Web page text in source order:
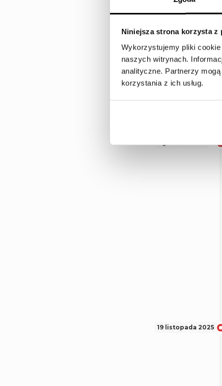
Niniejsza strona korzysta z
Wykorzystujemy pliki
naszych witrynach.
analityczne. Partnerzy
korzystania z ich usług.
19 listopada 2025